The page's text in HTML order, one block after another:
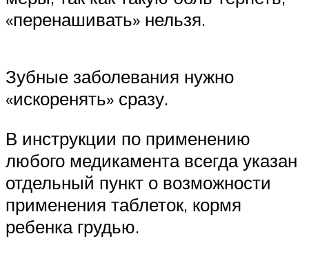
«перенашивать» нельзя.
Зубные заболевания нужно
«искоренять» сразу.
В инструкции по применению
любого медикамента всегда указан
отдельный пункт о возможности
применения таблеток, кормя
ребенка грудью.